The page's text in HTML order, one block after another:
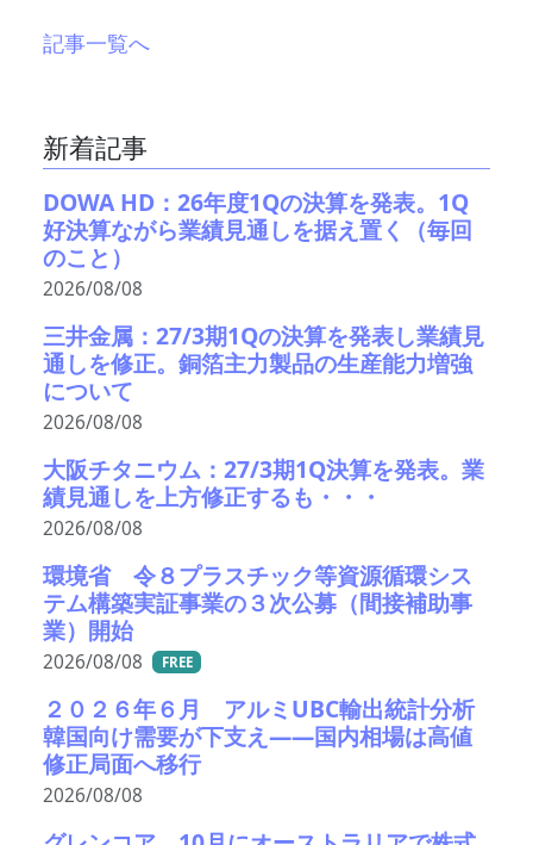
記事一覧へ
新着記事
DOWA HD：26年度1Qの決算を発表。1Q
好決算ながら業績見通しを据え置く（毎回
のこと）
2026/08/08
三井金属：27/3期1Qの決算を発表し業績見
通しを修正。銅箔主力製品の生産能力増強
について
2026/08/08
大阪チタニウム：27/3期1Q決算を発表。業
績見通しを上方修正するも・・・
2026/08/08
環境省 令８プラスチック等資源循環シス
テム構築実証事業の３次公募（間接補助事
業）開始
2026/08/08 FREE
２０２６年６月 アルミUBC輸出統計分析
韓国向け需要が下支え――国内相場は高値
修正局面へ移行
2026/08/08